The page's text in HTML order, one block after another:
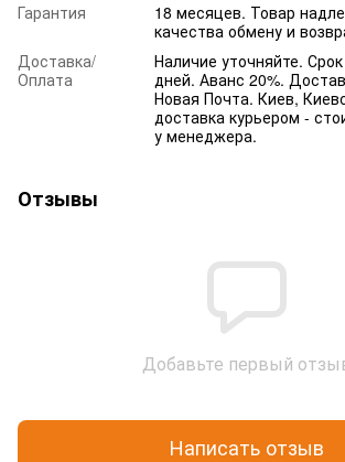
Гарантия
18 месяцев. Товар
качества обмену и
Доставка/
Оплата
Наличие уточняйте.
дней. Аванс 20%.
Новая Почта. Киев,
доставка курьером -
у менеджера.
Отзывы
Добавьте первый
Написать отзыв